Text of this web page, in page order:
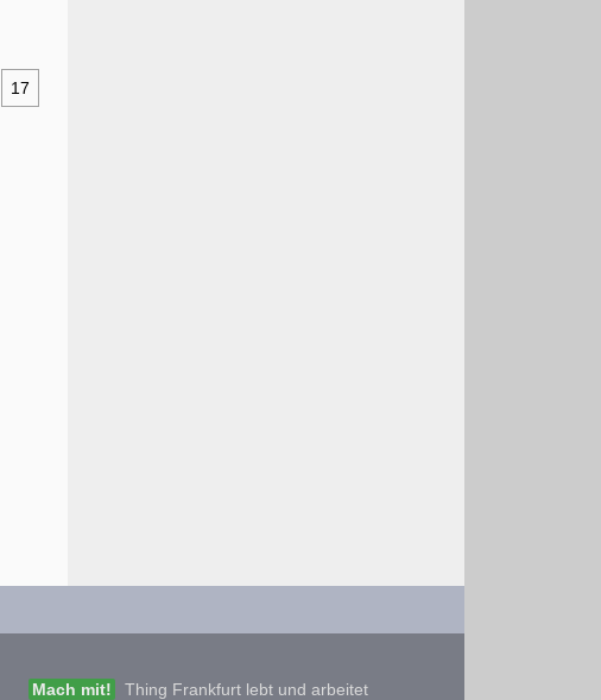
17
Mach mit!
Thing Frankfurt lebt und arbeitet